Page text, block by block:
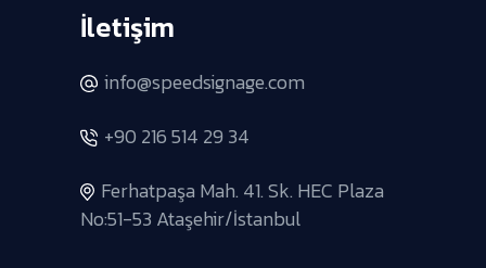
İletişim
info@speedsignage.com
+90 216 514 29 34
Ferhatpaşa Mah. 41. Sk. HEC Plaza
No:51-53 Ataşehir/İstanbul